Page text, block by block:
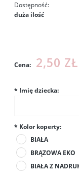
Dostępność:
duża ilość
Cena nie
Cena: 2,50 ZŁ
* Imię dziecka:
* Kolor koperty:
BIAŁA
BRĄZOWA EKO
BIAŁA Z